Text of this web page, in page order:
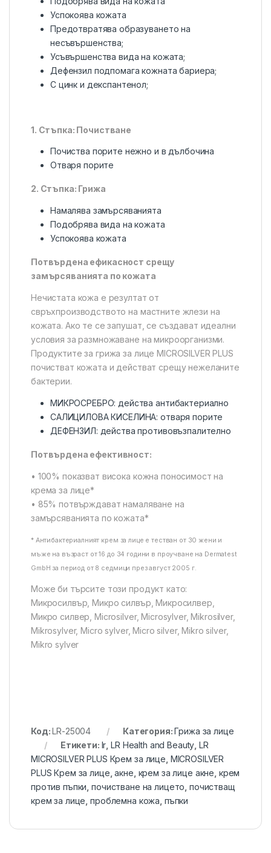
Успокоява кожата
Предотвратява образуването на
несъвършенства;
Усъвършенства вида на кожата;
Дефензил подпомага кожната бариера;
С цинк и декспантенол;
1. Стъпка: Почистване
Почиства порите нежно и в дълбочина
Отваря порите
2. Стъпка: Грижа
Намалява замърсяванията
Подобрява вида на кожата
Успокоява кожата
Потвърдена ефикасност срещу
замърсяванията по кожата
Нечистата кожа е резултат от
свръхпроизводството на мастните жлези на
кожата. Ако те се запушат, се създават идеални
условия за размножаване на микроорганизми.
Продуктите за грижа за лице MICROSILVER PLUS
почистват кожата и действат срещу нежеланите
бактерии.
МИКРОСРЕБРО: действа антибактериално
САЛИЦИЛОВА КИСЕЛИНА: отваря порите
ДЕФЕНЗИЛ: действа противовъзпалително
Потвърдена ефективност:
• 100% показват висока кожна поносимост на
крема за лице*
• 85% потвърждават намаляване на
замърсяванията по кожата*
* Антибактериалният крем за лице е тестван от 30 жени и
мъже на възраст от 16 до 34 години в проучване на Dermatest
GmbH за период от 8 седмици през август 2005 г.
Може би търсите този продукт като:
Микросилвър, Микро силвър, Микросилвер,
Микро силвер, Microsilver, Microsylver, Mikrosilver,
Mikrosylver, Micro sylver, Micro silver, Mikro silver,
Mikro sylver
Код:LR-25004 Категория:Грижа за лице
Етикети: lr ,LR Health and Beauty LR
MICROSILVER PLUS Крем за лице MICROSILVER
PLUS Крем за лице ,акне крем за лице акне крем
против пъпки ,почистване на лицето почистващ
крем за лице ,проблемна кожа пъпки